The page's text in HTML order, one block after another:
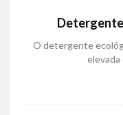
O detergente
elevada